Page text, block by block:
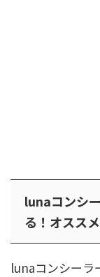
lunaコンシ
る！オスス
lunaコンシーラ